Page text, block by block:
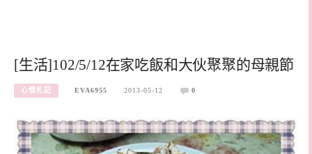
[生活]102/5/12在家吃飯和大伙聚聚的母親節
心情札記 EVA6955 2013-05-12 0